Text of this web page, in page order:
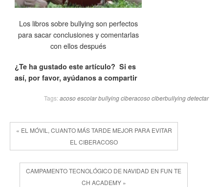
Los libros sobre bullying son perfectos
para sacar conclusiones y comentarlas
con ellos después
¿Te ha gustado este artículo? Si es
así, por favor, ayúdanos a compartir
Tags: acoso escolarbullyingciberacosociberbullyingdetectar
« EL MÓVIL, CUANTO MÁS TARDE MEJOR PARA EVITAR
EL CIBERACOSO
CAMPAMENTO TECNOLÓGICO DE NAVIDAD EN FUN TE
CH ACADEMY »